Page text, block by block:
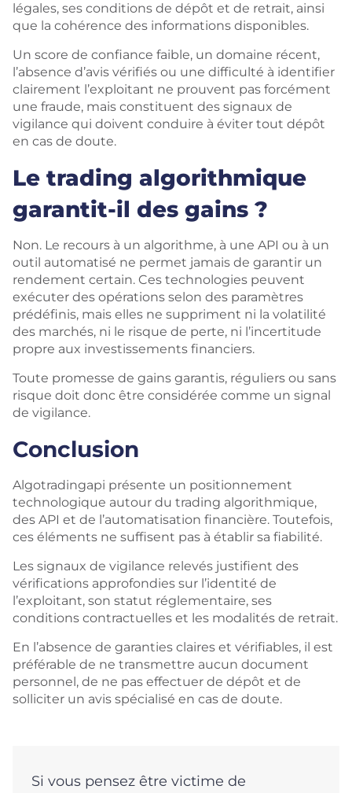
légales, ses conditions de dépôt et de retrait, ainsi
que la cohérence des informations disponibles.
Un score de confiance faible, un domaine récent,
l’absence d’avis vérifiés ou une difficulté à identifier
clairement l’exploitant ne prouvent pas forcément
une fraude, mais constituent des signaux de
vigilance qui doivent conduire à éviter tout dépôt
en cas de doute.
Le trading algorithmique
garantit-il des gains ?
Non. Le recours à un algorithme, à une API ou à un
outil automatisé ne permet jamais de garantir un
rendement certain. Ces technologies peuvent
exécuter des opérations selon des paramètres
prédéfinis, mais elles ne suppriment ni la volatilité
des marchés, ni le risque de perte, ni l’incertitude
propre aux investissements financiers.
Toute promesse de gains garantis, réguliers ou sans
risque doit donc être considérée comme un signal
de vigilance.
Conclusion
Algotradingapi présente un positionnement
technologique autour du trading algorithmique,
des API et de l’automatisation financière. Toutefois,
ces éléments ne suffisent pas à établir sa fiabilité.
Les signaux de vigilance relevés justifient des
vérifications approfondies sur l’identité de
l’exploitant, son statut réglementaire, ses
conditions contractuelles et les modalités de retrait.
En l’absence de garanties claires et vérifiables, il est
préférable de ne transmettre aucun document
personnel, de ne pas effectuer de dépôt et de
solliciter un avis spécialisé en cas de doute.
Si vous pensez être victime de